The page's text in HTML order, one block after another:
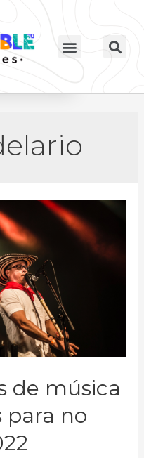
de música
para no